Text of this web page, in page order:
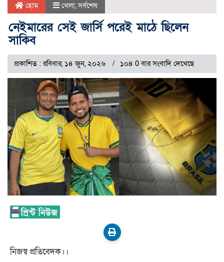
হোম খেলা,সর্বশেষ
নেইমারের সেই জার্সি পরেই মাঠে ছিলেন
সাকিব
প্রকাশিত : রবিবার, ১৪ জুন, ২০২৬ ১০৪ 0 বার সংবাদি দেখেছে
নিজস্ব প্রতিবেদক।।